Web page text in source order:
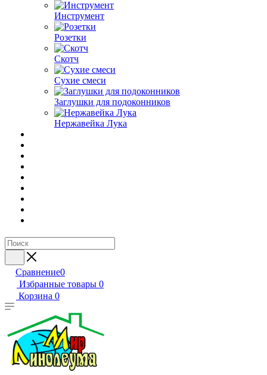
Инструмент
Розетки
Скотч
Сухие смеси
Заглушки для подоконников
Нержавейка Лука
Сравнение0
Избранные товары 0
Корзина 0